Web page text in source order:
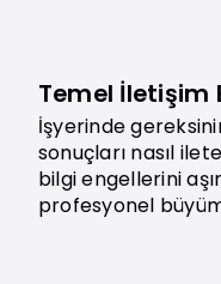
Temel İletişim
İşyerinde
sonuçları nasıl
bilgi engellerini
profesyonel